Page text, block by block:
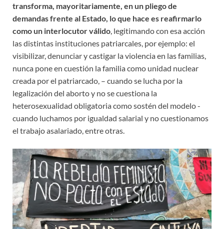
transforma, mayoritariamente, en un pliego de
demandas frente al Estado, lo que hace es reafirmarlo
como un interlocutor válido, legitimando con esa acción
las distintas instituciones patriarcales, por ejemplo: el
visibilizar, denunciar y castigar la violencia en las familias,
nunca pone en cuestión la familia como unidad nuclear
creada por el patriarcado, – cuando se lucha por la
legalización del aborto y no se cuestiona la
heterosexualidad obligatoria como sostén del modelo -
cuando luchamos por igualdad salarial y no cuestionamos
el trabajo asalariado, entre otras.